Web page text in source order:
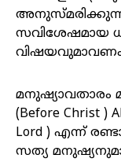
സവിശേഷമായ
മനുഷ്യാവതാരം
(Before Christ )
Lord ) എന്ന്
സത്യ